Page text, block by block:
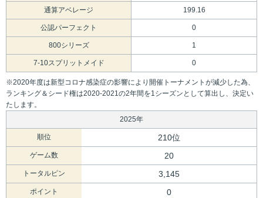
通算アベレージ 199.16
公認パーフェクト 0
800シリーズ 1
7-10スプリットメイド 0
※2020年度は新型コロナ感染症の影響により開催トーナメントが減少した為、
ランキング＆シード権は2020-2021の2年間を1シーズンとして算出し、決定い
たします。
2025年
順位 210位
ゲーム数 20
トータルピン 3,145
ポイント 0